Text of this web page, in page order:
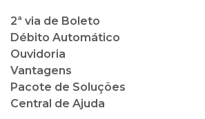
2ª via de Boleto
Débito Automático
Ouvidoria
Vantagens
Pacote de Soluções
Central de Ajuda